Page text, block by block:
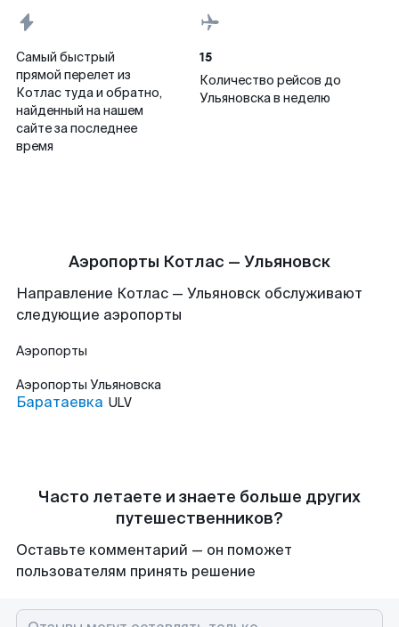
Самый быстрый
прямой перелет из
Котлас туда и обратно,
найденный на нашем
сайте за последнее
время
15
Количество рейсов до
Ульяновска в неделю
Аэропорты Котлас — Ульяновск
Направление Котлас — Ульяновск обслуживают
следующие аэропорты
Аэропорты
Аэропорты Ульяновска
Баратаевка ULV
Часто летаете и знаете больше других
путешественников?
Оставьте комментарий — он поможет
пользователям принять решение